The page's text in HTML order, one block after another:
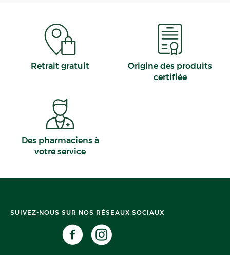
Retrait gratuit
Origine des produits
certifiée
Des pharmaciens à
votre service
SUIVEZ-NOUS SUR NOS RÉSEAUX SOCIAUX